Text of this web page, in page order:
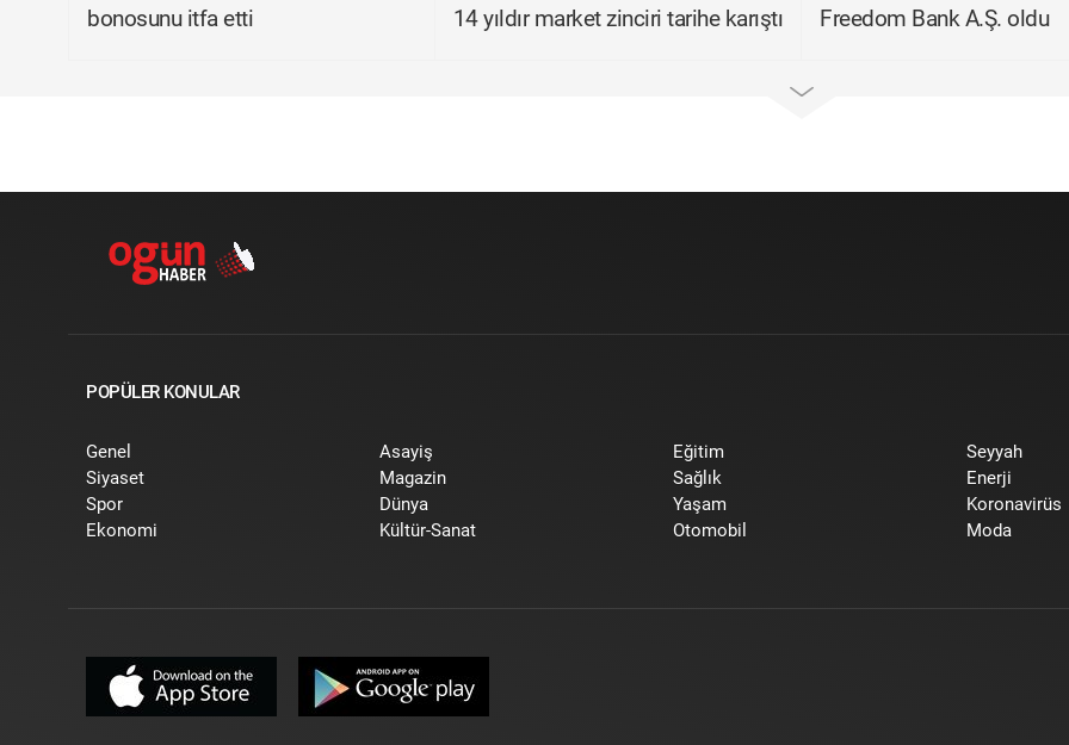
bonosunu itfa etti
14 yıldır market zinciri tarihe karıştı
Freedom Bank A.Ş. oldu
POPÜLER KONULAR
Genel
Siyaset
Spor
Ekonomi
Asayiş
Magazin
Dünya
Kültür-Sanat
Eğitim
Sağlık
Yaşam
Otomobil
Seyyah
Enerji
Koronavirüs
Moda